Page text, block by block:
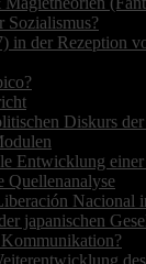
Sozialismus?
in der Rezeption
Diskurs
Entwicklung
Quellenanalyse
Nacional
japanischen